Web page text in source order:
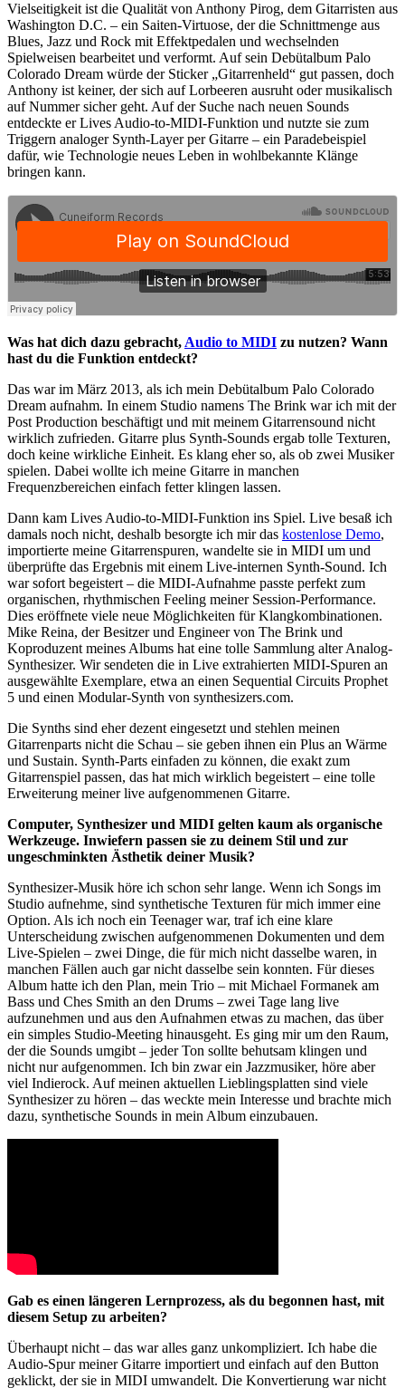
Vielseitigkeit ist die Qualität von Anthony Pirog, dem Gitarristen aus
Washington D.C. – ein Saiten-Virtuose, der die Schnittmenge aus
Blues, Jazz und Rock mit Effektpedalen und wechselnden
Spielweisen bearbeitet und verformt. Auf sein Debütalbum Palo
Colorado Dream würde der Sticker „Gitarrenheld“ gut passen, doch
Anthony ist keiner, der sich auf Lorbeeren ausruht oder musikalisch
auf Nummer sicher geht. Auf der Suche nach neuen Sounds
entdeckte er Lives Audio-to-MIDI-Funktion und nutzte sie zum
Triggern analoger Synth-Layer per Gitarre – ein Paradebeispiel
dafür, wie Technologie neues Leben in wohlbekannte Klänge
bringen kann.
Was hat dich dazu gebracht,Audio to MIDI zu nutzen? Wann
hast du die Funktion entdeckt?
Das war im März 2013, als ich mein Debütalbum Palo Colorado
Dream aufnahm. In einem Studio namens The Brink war ich mit der
Post Production beschäftigt und mit meinem Gitarrensound nicht
wirklich zufrieden. Gitarre plus Synth-Sounds ergab tolle Texturen,
doch keine wirkliche Einheit. Es klang eher so, als ob zwei Musiker
spielen. Dabei wollte ich meine Gitarre in manchen
Frequenzbereichen einfach fetter klingen lassen.
Dann kam Lives Audio-to-MIDI-Funktion ins Spiel. Live besaß ich
damals noch nicht, deshalb besorgte ich mir das kostenlose Demo,
importierte meine Gitarrenspuren, wandelte sie in MIDI um und
überprüfte das Ergebnis mit einem Live-internen Synth-Sound. Ich
war sofort begeistert – die MIDI-Aufnahme passte perfekt zum
organischen, rhythmischen Feeling meiner Session-Performance.
Dies eröffnete viele neue Möglichkeiten für Klangkombinationen.
Mike Reina, der Besitzer und Engineer von The Brink und
Koproduzent meines Albums hat eine tolle Sammlung alter Analog-
Synthesizer. Wir sendeten die in Live extrahierten MIDI-Spuren an
ausgewählte Exemplare, etwa an einen Sequential Circuits Prophet
5 und einen Modular-Synth von synthesizers.com.
Die Synths sind eher dezent eingesetzt und stehlen meinen
Gitarrenparts nicht die Schau – sie geben ihnen ein Plus an Wärme
und Sustain. Synth-Parts einfaden zu können, die exakt zum
Gitarrenspiel passen, das hat mich wirklich begeistert – eine tolle
Erweiterung meiner live aufgenommenen Gitarre.
Computer, Synthesizer und MIDI gelten kaum als organische
Werkzeuge. Inwiefern passen sie zu deinem Stil und zur
ungeschminkten Ästhetik deiner Musik?
Synthesizer-Musik höre ich schon sehr lange. Wenn ich Songs im
Studio aufnehme, sind synthetische Texturen für mich immer eine
Option. Als ich noch ein Teenager war, traf ich eine klare
Unterscheidung zwischen aufgenommenen Dokumenten und dem
Live-Spielen – zwei Dinge, die für mich nicht dasselbe waren, in
manchen Fällen auch gar nicht dasselbe sein konnten. Für dieses
Album hatte ich den Plan, mein Trio – mit Michael Formanek am
Bass und Ches Smith an den Drums – zwei Tage lang live
aufzunehmen und aus den Aufnahmen etwas zu machen, das über
ein simples Studio-Meeting hinausgeht. Es ging mir um den Raum,
der die Sounds umgibt – jeder Ton sollte behutsam klingen und
nicht nur aufgenommen. Ich bin zwar ein Jazzmusiker, höre aber
viel Indierock. Auf meinen aktuellen Lieblingsplatten sind viele
Synthesizer zu hören – das weckte mein Interesse und brachte mich
dazu, synthetische Sounds in mein Album einzubauen.
Gab es einen längeren Lernprozess, als du begonnen hast, mit
diesem Setup zu arbeiten?
Überhaupt nicht – das war alles ganz unkompliziert. Ich habe die
Audio-Spur meiner Gitarre importiert und einfach auf den Button
geklickt, der sie in MIDI umwandelt. Die Konvertierung war nicht